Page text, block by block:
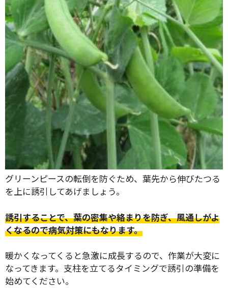
グリーンピースの転倒を防ぐため、葉先から伸びたつる
を上に誘引してあげましょう。
誘引することで、葉の密集や絡まりを防ぎ、風通しがよ
くなるので病気対策にもなります。
暖かくなってくると急激に成長するので、作業が大変に
なってきます。支柱を立てるタイミングで誘引の準備を
始めてください。